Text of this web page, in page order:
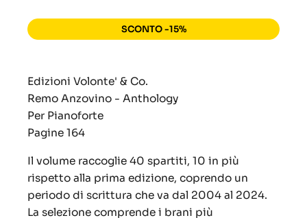
SCONTO -15%
Edizioni Volonte' & Co.
Remo Anzovino - Anthology
Per Pianoforte
Pagine 164
Il volume raccoglie 40 spartiti, 10 in più
rispetto alla prima edizione, coprendo un
periodo di scrittura che va dal 2004 al 2024.
La selezione comprende i brani più